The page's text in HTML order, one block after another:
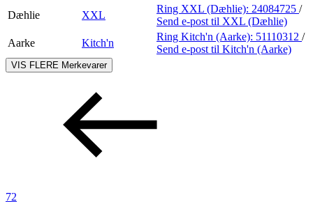
Dæhlie
XXL
Ring XXL (Dæhlie): 24084725 /
Send e-post til XXL (Dæhlie)
Aarke
Kitch'n
Ring Kitch'n (Aarke): 51110312 /
Send e-post til Kitch'n (Aarke)
VIS FLERE Merkevarer
72